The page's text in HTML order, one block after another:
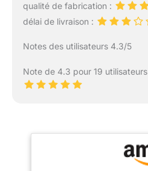
qualité de fabrication :
délai de livraison :
Notes des utilisateurs 4.3/5
Note de 4.3 pour 19 utilisateurs